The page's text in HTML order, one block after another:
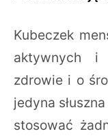
Kubeczek
aktywnych i
zdrowie i o
jedyna
stosować